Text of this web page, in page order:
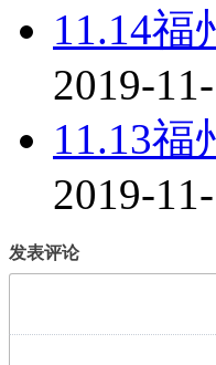
11.14福
2019-
11.13福
2019-
发表评论